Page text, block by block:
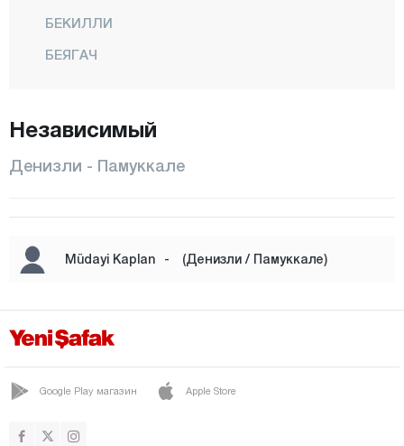
БЕКИЛЛИ
БЕЯГАЧ
ХОНАЗ
КАЛЕ
МЕРКЕЗЕФЕНДИ
САРАЙКОЙ
Независимый
Денизли - Памуккале
Müdayi Kaplan - (Денизли / Памуккале)
Google Play магазин Apple Store